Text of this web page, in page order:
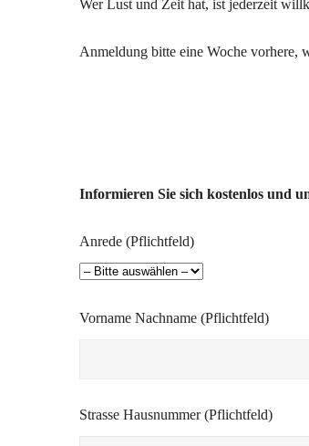
Wer Lust und Zeit hat, ist jederzeit
Anmeldung bitte eine Woche vorhere,
Informieren Sie sich kostenlos und
Anrede (Pflichtfeld)
Vorname Nachname (Pflichtfeld)
Strasse Hausnummer (Pflichtfeld)